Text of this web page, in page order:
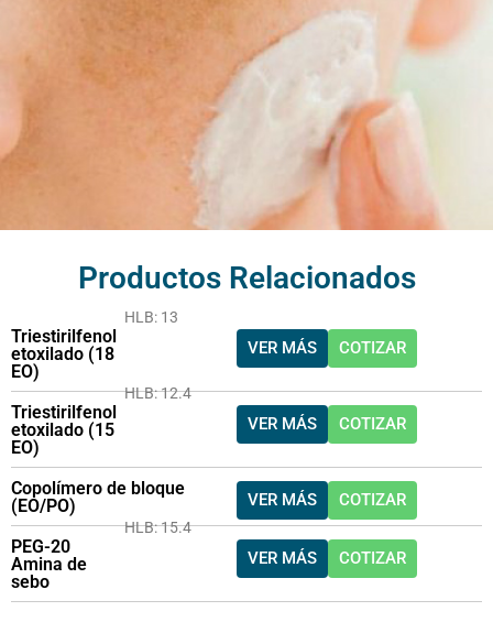
Productos Relacionados
Triestirilfenol
etoxilado (18
EO)
HLB: 13
VER MÁS COTIZAR
Triestirilfenol
etoxilado (15
EO)
HLB: 12.4
VER MÁS COTIZAR
Copolímero de bloque
(EO/PO)
VER MÁS COTIZAR
PEG-20
Amina de
sebo
HLB: 15.4
VER MÁS COTIZAR